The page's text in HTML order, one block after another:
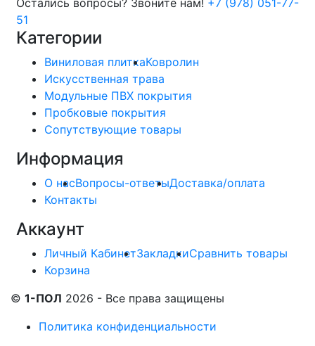
51
Категории
Виниловая плиткаКовролин
Искусственная трава
Модульные ПВХ покрытия
Пробковые покрытия
Сопутствующие товары
Информация
О насВопросы-ответыДоставка/оплата
Контакты
Аккаунт
Личный КабинетЗакладкиСравнить товары
Корзина
© 1-ПОЛ 2026 - Все права защищены
Политика конфиденциальности